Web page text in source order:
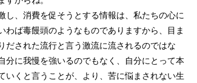
し、消費を促そうとする情報は、私たちの心に
わば毒饅頭のようなものでありますから、目ま
だされた流行と言う激流に流されるのではな
分に我慢を強いるのでもなく、自分にとって本
いくと言うことが、より、苦に悩まされない生